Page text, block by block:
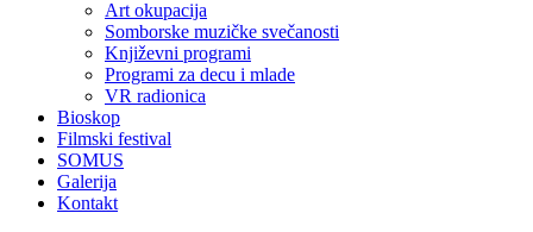
Art okupacija
Somborske muzičke svečanosti
Književni programi
Programi za decu i mlade
VR radionica
Bioskop
Filmski festival
SOMUS
Galerija
Kontakt